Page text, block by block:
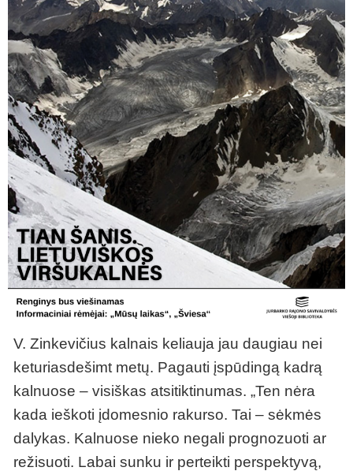
V. Zinkevičius kalnais keliauja jau daugiau nei
keturiasdešimt metų. Pagauti įspūdingą kadrą
kalnuose – visiškas atsitiktinumas. „Ten nėra
kada ieškoti įdomesnio rakurso. Tai – sėkmės
dalykas. Kalnuose nieko negali prognozuoti ar
režisuoti. Labai sunku ir perteikti perspektyvą,